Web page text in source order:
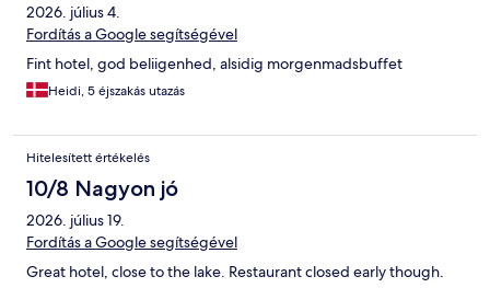
2026. július 4.
Fordítás a Google segítségével
Fint hotel, god beliigenhed, alsidig morgenmadsbuffet
Heidi, 5 éjszakás utazás
Hitelesített értékelés
10/8 Nagyon jó
2026. július 19.
Fordítás a Google segítségével
Great hotel, close to the lake. Restaurant closed early though.